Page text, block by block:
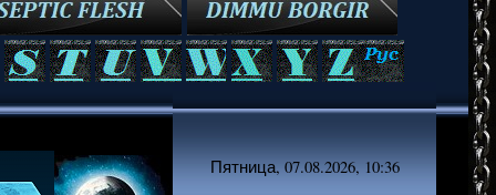
Пятница, 07.08.2026, 10:36